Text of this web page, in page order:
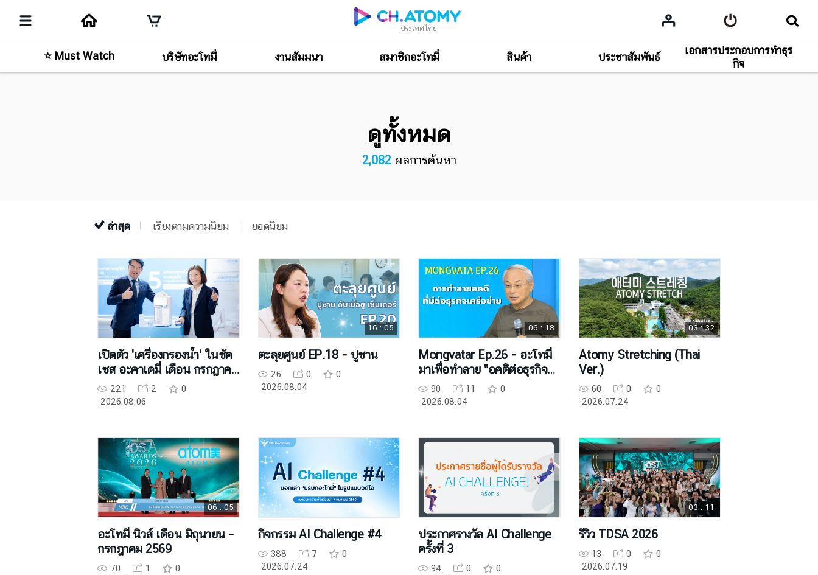
ประเทศไทย
⭐ Must Watch บริษัทอะโทมี่ งานสัมมนา สมาชิกอะโทมี่ สินค้า ประชาสัมพันธ์
เอกสารประกอบการทำธุร
กิจ
ดูทั้งหมด
2,082ผลการค้นหา
ล่าสุด เรียงตามความนิยม ยอดนิยม
เปิดตัว 'เครื่องกรองน้ำ' ในซัค
เซส อะคาเดมี่ เดือน กรกฏาคม
2569
221 2
0
2026.08.06
16 : 05
ตะลุยศูนย์ EP.18 - ปูซาน
26 0
0
2026.08.04
06 : 18
Mongvatar Ep.26 - อะโทมี่
มาเพื่อทำลาย "อคติต่อธุรกิจ
เครือข่าย"
90 11
0
2026.08.04
03 : 32
Atomy Stretching (Thai
Ver.)
60 0
0
2026.07.24
06 : 05
อะโทมี่ นิวส์ เดือน มิถุนายน -
กรกฎาคม 2569
70 1
0
กิจกรรม AI Challenge #4
388 7
0
2026.07.24
ประกาศรางวัล AI Challenge
ครั้งที่ 3
94 0
0
03 : 11
รีวิว TDSA 2026
13 0
0
2026.07.19